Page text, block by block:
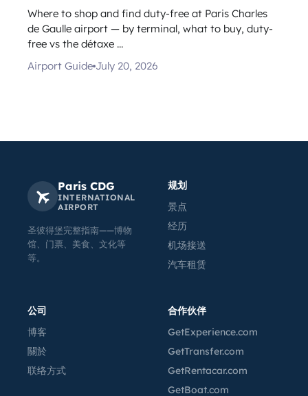
Where to shop and find duty-free at Paris Charles
de Gaulle airport — by terminal, what to buy, duty-
free vs the détaxe ...
Airport Guide July 20, 2026
Paris CDG
INTERNATIONAL
AIRPORT
圣彼得堡完整指南——博物
馆、门票、美食、文化等
等。
规划
景点
经历
机场接送
汽车租赁
公司
博客
關於
联络方式
合作伙伴
GetExperience.com
GetTransfer.com
GetRentacar.com
GetBoat.com